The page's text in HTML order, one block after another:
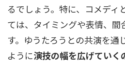
るでしょう。特に、コメディ
ては、タイミングや表情、間
す。ゆうたろうとの共演を通
ように演技の幅を広げていく